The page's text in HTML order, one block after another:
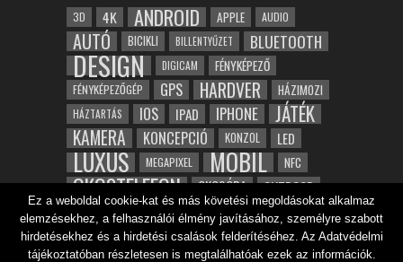
3D 4K ANDROID APPLE AUDIO
AUTÓ BICIKLI BILLENTYŰZET BLUETOOTH
DESIGN DIGICAM FÉNYKÉPEZŐ
FÉNYKÉPEZŐGÉP GPS HARDVER HÁZIMOZI
HÁZTARTÁS IOS IPAD IPHONE JÁTÉK
KAMERA KONCEPCIÓ KONZOL LED
LUXUS MEGAPIXEL MOBIL NFC
OKOSTELEFON OKOSÓRA OUTDOOR
ROBOT SAMSUNG SPORT TABLET
TESZT VIDEÓ VÍZÁLLÓ WIFI ZENE ZÖLD
Ez a weboldal cookie-kat és más követési megoldásokat alkalmaz
elemzésekhez, a felhasználói élmény javításához, személyre szabott
hirdetésekhez és a hirdetési csalások felderítéséhez. Az Adatvédelmi
tájékoztatóban részletesen is megtalálhatóak ezek az információk.